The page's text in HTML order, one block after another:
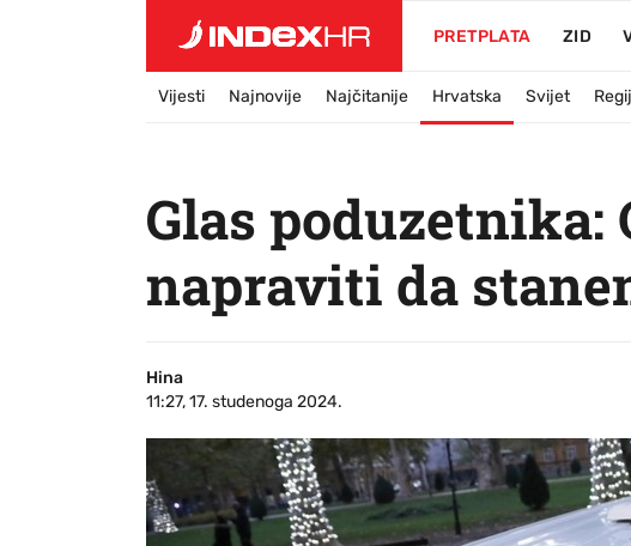
PRETPLATA ZID
Vijesti Najnovije Najčitanije Hrvatska Svijet
Glas
napraviti da
Hina
11:27, 17. studenoga 2024.